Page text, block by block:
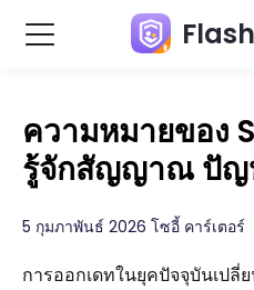
ความหมายของ
รู้จักสัญญาณ ปัญ
5 กุมภาพันธ์ 2026 โซอี้ คาร์เตอร์
การออกเดทในยุคปัจจุบันเปลี่